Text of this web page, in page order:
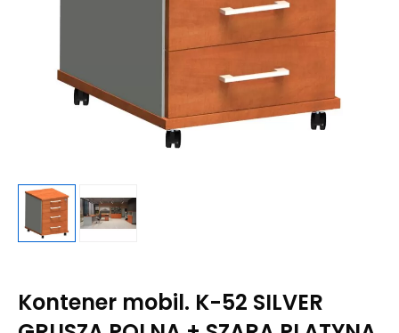
Kontener mobil. K-52 SILVER